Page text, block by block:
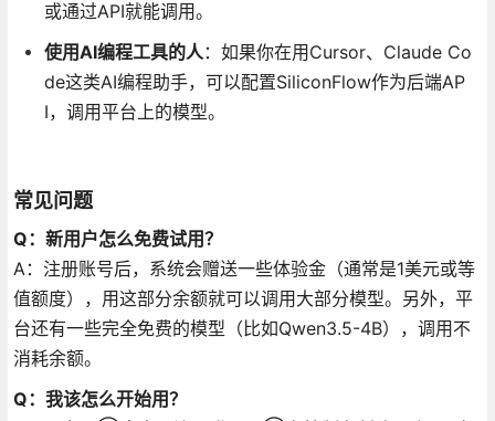
或通过API就能调用。
使用AI编程工具的人 ：如果你在用Cursor、Claude Co
de这类AI编程助手，可以配置SiliconFlow作为后端AP
I，调用平台上的模型。
常见问题
Q：新用户怎么免费试用？
A：注册账号后，系统会赠送一些体验金（通常是1美元或等
值额度），用这部分余额就可以调用大部分模型。另外，平
台还有一些完全免费的模型（比如Qwen3.5-4B），调用不
消耗余额。
Q：我该怎么开始用？